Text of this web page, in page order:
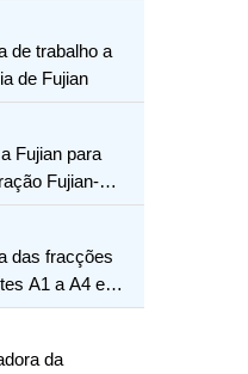
de trabalho a
de Fujian
Fujian para
Fujian-
das fracções
A1 a A4 e
da